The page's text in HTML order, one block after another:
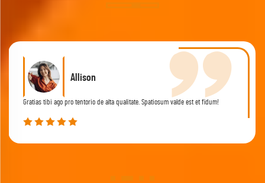
‌Allison
Gratias tibi ago pro tentorio de alta qualitate. Spatiosum valde est et fidum!